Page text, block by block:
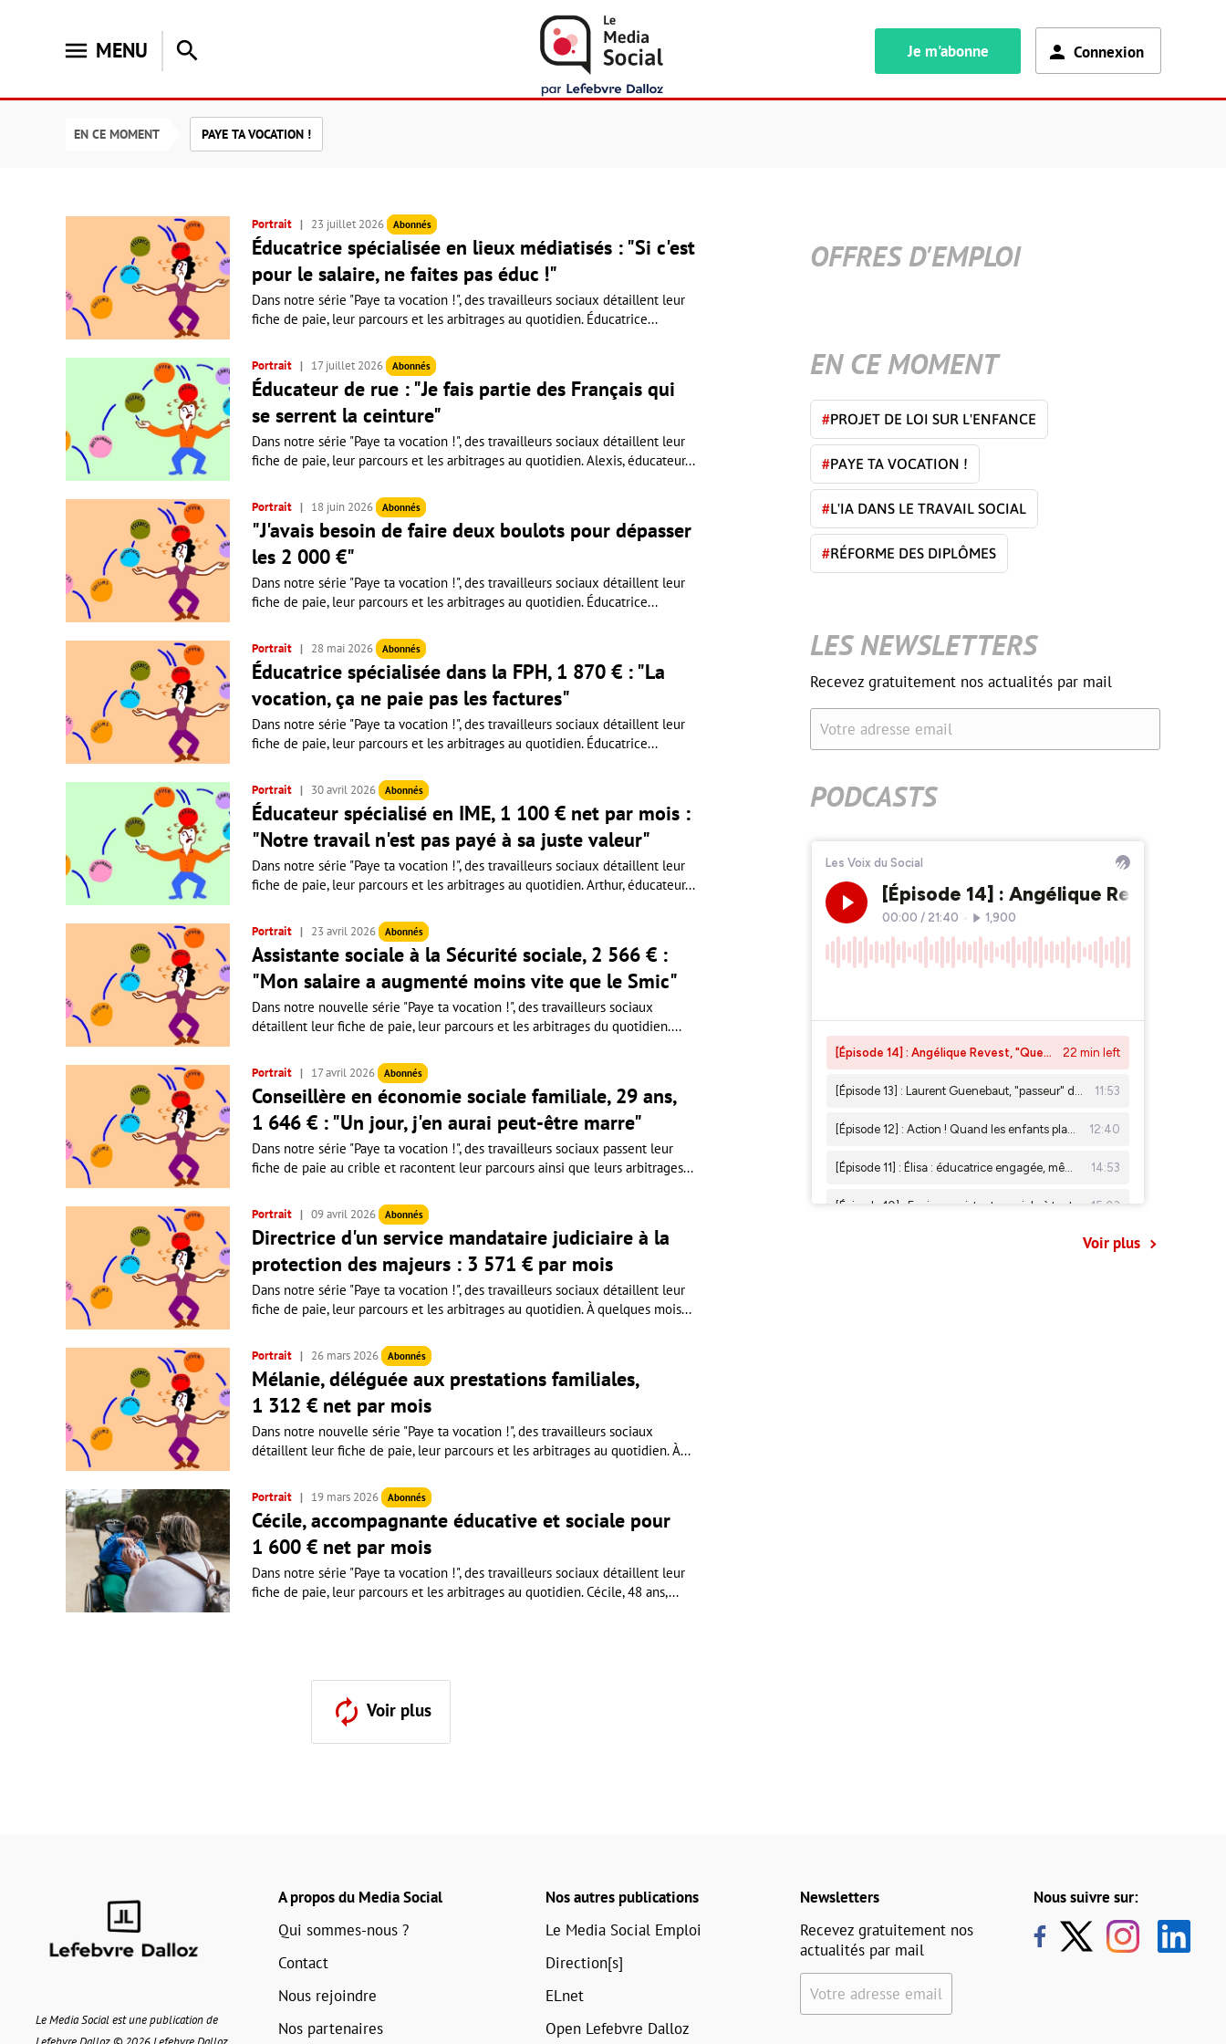
menu MENU search Je m'abonne Connexion
EN CE MOMENT PAYE TA VOCATION !
Portrait 23 juillet 2026 Abonnés
Éducatrice spécialisée en lieux médiatisés : "Si c'est
pour le salaire, ne faites pas éduc !"
Dans notre série "Paye ta vocation !", des travailleurs sociaux détaillent leur
fiche de paie, leur parcours et les arbitrages au quotidien. Éducatrice...
Portrait 17 juillet 2026 Abonnés
Éducateur de rue : "Je fais partie des Français qui
se serrent la ceinture"
Dans notre série "Paye ta vocation !", des travailleurs sociaux détaillent leur
fiche de paie, leur parcours et les arbitrages au quotidien. Alexis, éducateur...
Portrait 18 juin 2026 Abonnés
"J'avais besoin de faire deux boulots pour dépasser
les 2 000 €"
Dans notre série "Paye ta vocation !", des travailleurs sociaux détaillent leur
fiche de paie, leur parcours et les arbitrages au quotidien. Éducatrice...
Portrait 28 mai 2026 Abonnés
Éducatrice spécialisée dans la FPH, 1 870 € : "La
vocation, ça ne paie pas les factures"
Dans notre série "Paye ta vocation !", des travailleurs sociaux détaillent leur
fiche de paie, leur parcours et les arbitrages au quotidien. Éducatrice...
Portrait 30 avril 2026 Abonnés
Éducateur spécialisé en IME, 1 100 € net par mois :
"Notre travail n'est pas payé à sa juste valeur"
Dans notre série "Paye ta vocation !", des travailleurs sociaux détaillent leur
fiche de paie, leur parcours et les arbitrages au quotidien. Arthur, éducateur...
Portrait 23 avril 2026 Abonnés
Assistante sociale à la Sécurité sociale, 2 566 € :
"Mon salaire a augmenté moins vite que le Smic"
Dans notre nouvelle série "Paye ta vocation !", des travailleurs sociaux
détaillent leur fiche de paie, leur parcours et les arbitrages du quotidien....
Portrait 17 avril 2026 Abonnés
Conseillère en économie sociale familiale, 29 ans,
1 646 € : "Un jour, j'en aurai peut-être marre"
Dans notre série "Paye ta vocation !", des travailleurs sociaux passent leur
fiche de paie au crible et racontent leur parcours ainsi que leurs arbitrages...
Portrait 09 avril 2026 Abonnés
Directrice d'un service mandataire judiciaire à la
protection des majeurs : 3 571 € par mois
Dans notre série "Paye ta vocation !", des travailleurs sociaux détaillent leur
fiche de paie, leur parcours et les arbitrages au quotidien. À quelques mois...
Portrait 26 mars 2026 Abonnés
Mélanie, déléguée aux prestations familiales,
1 312 € net par mois
Dans notre nouvelle série "Paye ta vocation !", des travailleurs sociaux
détaillent leur fiche de paie, leur parcours et les arbitrages au quotidien. À...
Portrait 19 mars 2026 Abonnés
Cécile, accompagnante éducative et sociale pour
1 600 € net par mois
Dans notre série "Paye ta vocation !", des travailleurs sociaux détaillent leur
fiche de paie, leur parcours et les arbitrages au quotidien. Cécile, 48 ans,...
Voir plus
OFFRES D'EMPLOI
EN CE MOMENT
#PROJET DE LOI SUR L'ENFANCE
#PAYE TA VOCATION !
#L'IA DANS LE TRAVAIL SOCIAL
#RÉFORME DES DIPLÔMES
LES NEWSLETTERS
Recevez gratuitement nos actualités par mail
Votre adresse email
PODCASTS
Voir plus
Le Media Social est une publication de
A propos du Media Social
Qui sommes-nous ?
Contact
Nous rejoindre
Nos partenaires
Nos autres publications
Le Media Social Emploi
Direction[s]
ELnet
Open Lefebvre Dalloz
Newsletters
Recevez gratuitement nos
actualités par mail
Votre adresse email
Nous suivre sur: